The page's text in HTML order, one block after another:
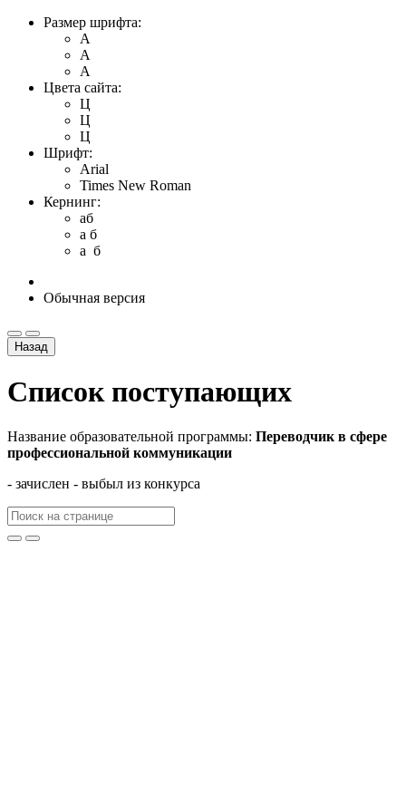
Размер шрифта:
A
A
A
Цвета сайта:
Ц
Ц
Ц
Шрифт:
Arial
Times New Roman
Кернинг:
aб
a б
a б
Обычная версия
Назад
Список поступающих
Название образовательной программы: Переводчик в сфере
профессиональной коммуникации
- зачислен - выбыл из конкурса